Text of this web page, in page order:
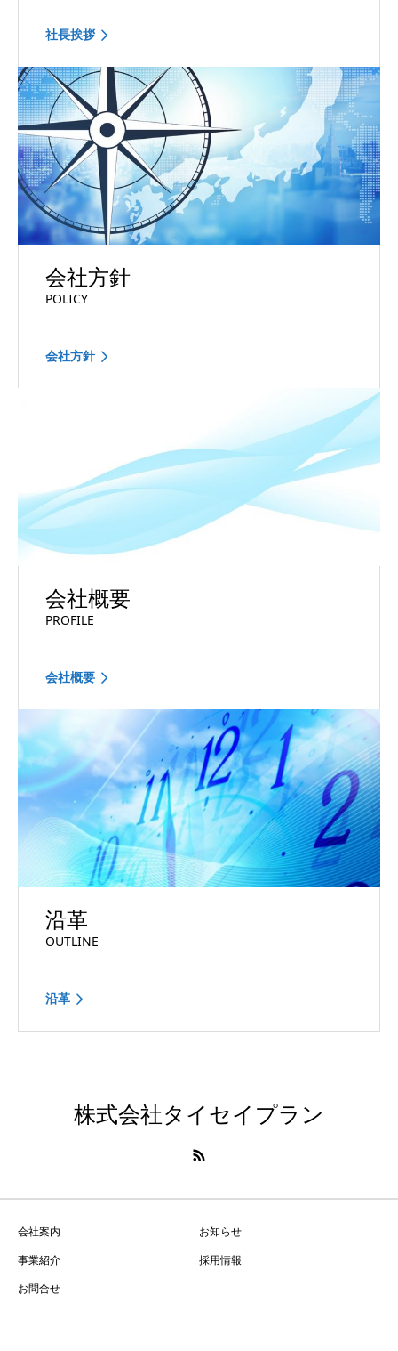
社長挨拶
会社方針
POLICY
会社方針
会社概要
PROFILE
会社概要
沿革
OUTLINE
沿革
株式会社タイセイプラン
会社案内
お知らせ
事業紹介
採用情報
お問合せ